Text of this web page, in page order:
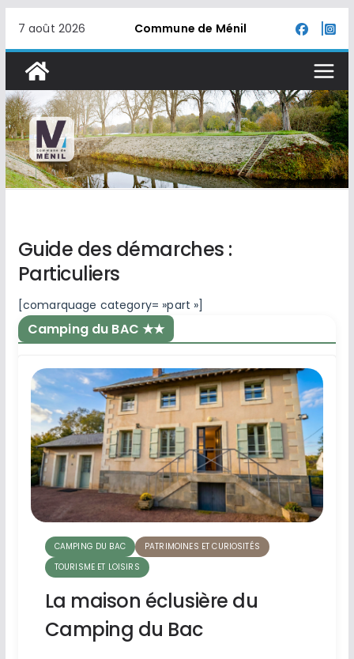
contenu
7 août 2026 Commune de Ménil
Guide des démarches :
Particuliers
[comarquage category= »part »]
Camping du BAC ★★
CAMPING DU BAC
PATRIMOINES ET CURIOSITÉS
TOURISME ET LOISIRS
La maison éclusière du
Camping du Bac